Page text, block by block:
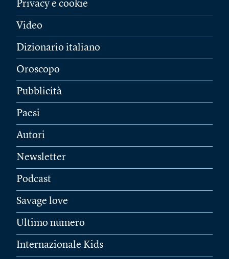
Privacy e cookie
Video
Dizionario italiano
Oroscopo
Pubblicità
Paesi
Autori
Newsletter
Podcast
Savage love
Ultimo numero
Internazionale Kids